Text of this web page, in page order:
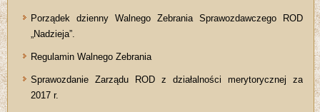
Porządek dzienny Walnego Zebrania Sprawozdawczego ROD
„Nadzieja”.
Regulamin Walnego Zebrania
Sprawozdanie Zarządu ROD z działalności merytorycznej za
2017 r.